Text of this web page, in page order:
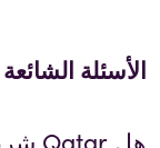
الأسئلة